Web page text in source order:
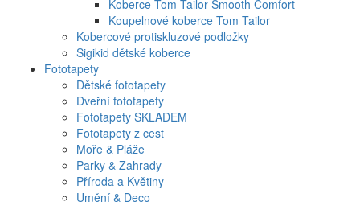
Koberce Tom Tailor Smooth Comfort
Koupelnové koberce Tom Tailor
Kobercové protiskluzové podložky
Sigikid dětské koberce
Fototapety
Dětské fototapety
Dveřní fototapety
Fototapety SKLADEM
Fototapety z cest
Moře & Pláže
Parky & Zahrady
Příroda a Květiny
Umění & Deco